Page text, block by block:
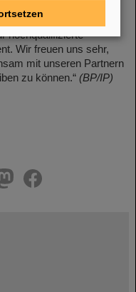
Innovationstreiber,
für den
hochqualifizierte
Wir freuen uns sehr,
mit unseren Partnern
zu können.“ (BP/IP)